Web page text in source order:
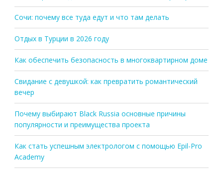
Сочи: почему все туда едут и что там делать
Отдых в Турции в 2026 году
Как обеспечить безопасность в многоквартирном доме
Свидание с девушкой: как превратить романтический
вечер
Почему выбирают Black Russia основные причины
популярности и преимущества проекта
Как стать успешным электрологом с помощью Epil-Pro
Academy